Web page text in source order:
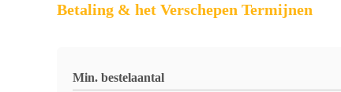
Betaling & het Verschepen Termijnen
Min. bestelaantal